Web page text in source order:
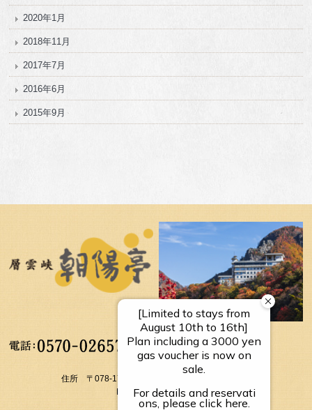
2020年1月
2018年11月
2017年7月
2016年6月
2015年9月
【受付時間】
10：00～17：00
住所 〒078-1795 北海道上川郡上川町層雲峡温泉
FAX： 01658-5-3054